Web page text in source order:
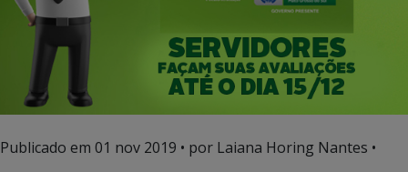
Publicado em 01 nov 2019 • por Laiana Horing Nantes •